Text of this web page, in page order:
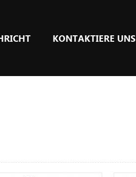
KONTAKTIERE UNS